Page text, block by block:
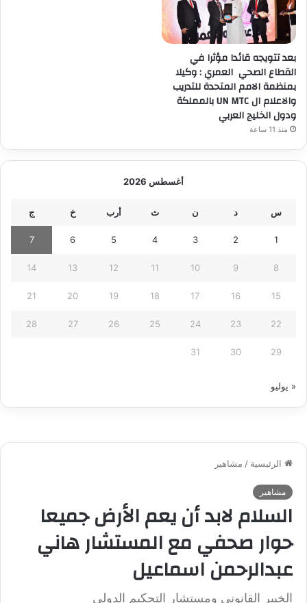
بعد تتويجه قائدا مؤثرا في
القطاع الصحي العمري : وكيلا
بمنظمة الامم المتحدة للتدريب
والاعلام ال UN MTC بالمملكة
ودول الخليج العربي
منذ 11 ساعة
أغسطس 2026
س د ن ث أرب خ ج
1
2
3
4
5
6
7
8
9
10
11
12
13
14
15
16
17
18
19
20
21
22
23
24
25
26
27
28
29
30
31
« يوليو